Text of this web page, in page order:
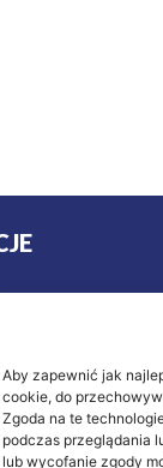
Aby zapewnić jak
cookie, do
Zgoda na te
podczas przeglądania
lub wycofanie zgody
Turystyki
Podróży
Ubezpieczenie
Małoletnich